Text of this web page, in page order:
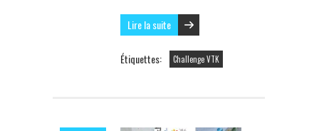
Lire la suite
Étiquettes: Challenge VTK